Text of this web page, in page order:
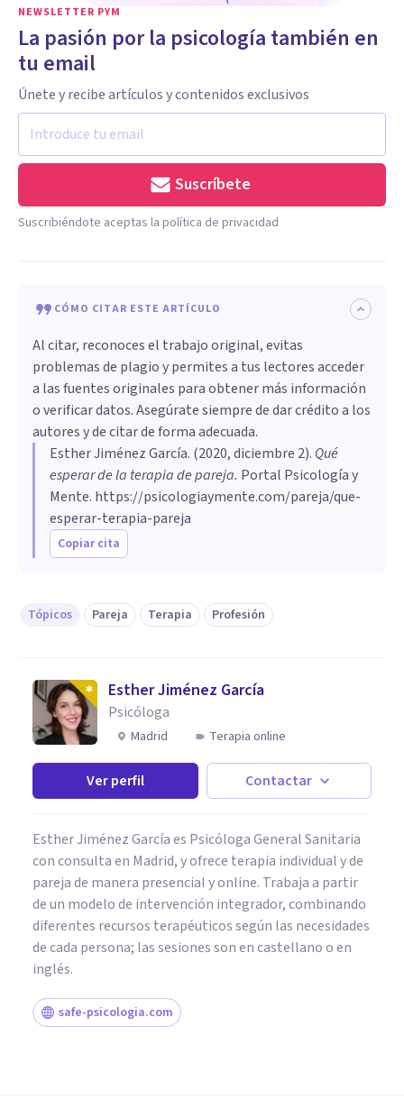
NEWSLETTER PYM
La pasión por la psicología también en
tu email
Únete y recibe artículos y contenidos exclusivos
Suscríbete
Suscribiéndote aceptas la política de privacidad
CÓMO CITAR ESTE ARTÍCULO
Al citar, reconoces el trabajo original, evitas
problemas de plagio y permites a tus lectores acceder
a las fuentes originales para obtener más información
o verificar datos. Asegúrate siempre de dar crédito a los
autores y de citar de forma adecuada.
Esther Jiménez García. (2020, diciembre 2). Qué
esperar de la terapia de pareja. Portal Psicología y
Mente. https://psicologiaymente.com/pareja/que-
esperar-terapia-pareja
Copiar cita
Tópicos Pareja Terapia Profesión
Esther Jiménez García
Psicóloga
Madrid Terapia online
Ver perfil Contactar
Esther Jiménez García es Psicóloga General Sanitaria
con consulta en Madrid, y ofrece terapia individual y de
pareja de manera presencial y online. Trabaja a partir
de un modelo de intervención integrador, combinando
diferentes recursos terapéuticos según las necesidades
de cada persona; las sesiones son en castellano o en
inglés.
safe-psicologia.com